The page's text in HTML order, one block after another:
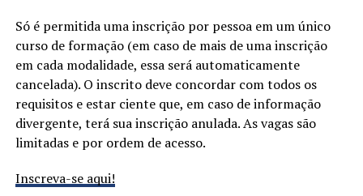
Só é permitida uma inscrição por pessoa em um único
curso de formação (em caso de mais de uma inscrição
em cada modalidade, essa será automaticamente
cancelada). O inscrito deve concordar com todos os
requisitos e estar ciente que, em caso de informação
divergente, terá sua inscrição anulada. As vagas são
limitadas e por ordem de acesso.
Inscreva-se aqui!